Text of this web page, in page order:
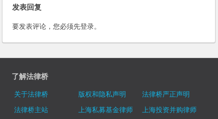
发表回复
要发表评论，您必须先登录。
了解法律桥
关于法律桥 版权和隐私声明
法律桥严正声明
法律桥主站
上海私募基金律师
上海投资并购律师